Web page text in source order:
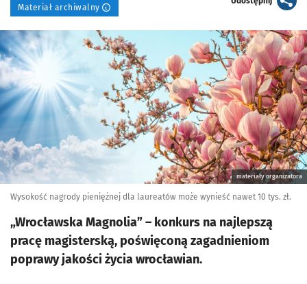
Materiał archiwalny
Kliknij, aby powiększyć
materiały organizatora
Wysokość nagrody pieniężnej dla laureatów może wynieść nawet 10 tys. zł.
„Wrocławska Magnolia” – konkurs na najlepszą
pracę magisterską, poświęconą zagadnieniom
poprawy jakości życia wrocławian.